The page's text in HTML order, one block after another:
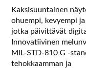
Kaksisuuntainen
ohuempi, kevyempi
jotka päivittävät
Innovatiivinen
MIL-STD-810 G -
tehokkaamman ja